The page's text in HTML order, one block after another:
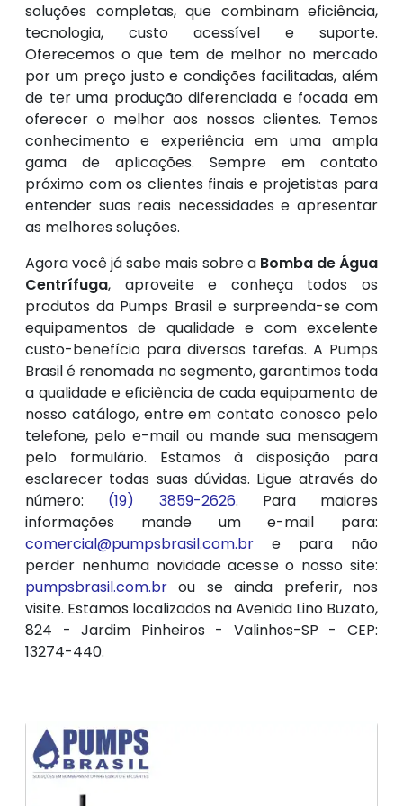
soluções completas, que combinam eficiência,
tecnologia, custo acessível e suporte.
Oferecemos o que tem de melhor no mercado
por um preço justo e condições facilitadas, além
de ter uma produção diferenciada e focada em
oferecer o melhor aos nossos clientes. Temos
conhecimento e experiência em uma ampla
gama de aplicações. Sempre em contato
próximo com os clientes finais e projetistas para
entender suas reais necessidades e apresentar
as melhores soluções.
Agora você já sabe mais sobre a Bomba de Água
Centrífuga, aproveite e conheça todos os
produtos da Pumps Brasil e surpreenda-se com
equipamentos de qualidade e com excelente
custo-benefício para diversas tarefas. A Pumps
Brasil é renomada no segmento, garantimos toda
a qualidade e eficiência de cada equipamento de
nosso catálogo, entre em contato conosco pelo
telefone, pelo e-mail ou mande sua mensagem
pelo formulário. Estamos à disposição para
esclarecer todas suas dúvidas. Ligue através do
número: (19) 3859-2626. Para maiores
informações mande um e-mail para:
comercial@pumpsbrasil.com.br e para não
perder nenhuma novidade acesse o nosso site:
pumpsbrasil.com.br ou se ainda preferir, nos
visite. Estamos localizados na Avenida Lino Buzato,
824 - Jardim Pinheiros - Valinhos-SP - CEP:
13274-440.